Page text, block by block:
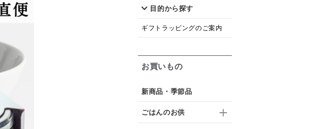
目的から探す
ギフトラッピングのご案内
お買いもの
新商品・季節品
ごはんのお供